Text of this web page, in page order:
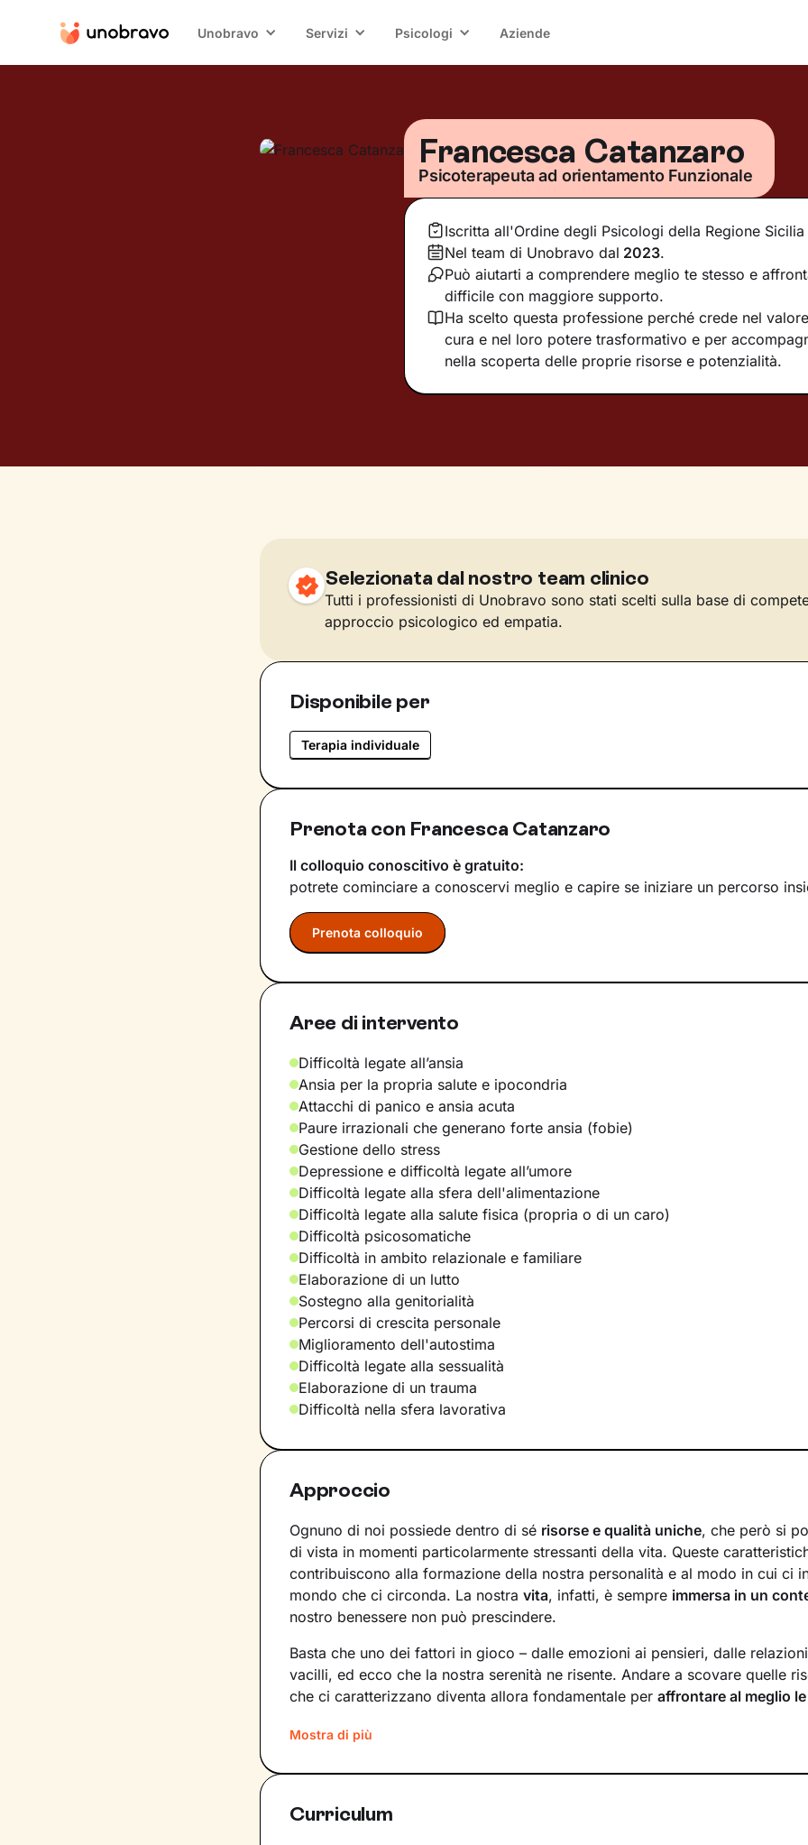
Unobravo Servizi Psicologi Aziende
Francesca Catanzaro
Psicoterapeuta ad orientamento Funzionale
Iscritta all'Ordine degli Psicologi della Regione Sicilia
Nel team di Unobravo dal 2023.
Può aiutarti a comprendere meglio te stesso e
difficile con maggiore supporto.
Ha scelto questa professione perché crede nel
cura e nel loro potere trasformativo e per
nella scoperta delle proprie risorse e potenzialità.
Selezionata dal nostro team clinico
Tutti i professionisti di Unobravo sono stati scelti sulla base di
approccio psicologico ed empatia.
Disponibile per
Terapia individuale
Prenota con Francesca Catanzaro
Il colloquio conoscitivo è gratuito:
potrete cominciare a conoscervi meglio e capire se iniziare un percorso
Prenota colloquio
Aree di intervento
Difficoltà legate all’ansia
Ansia per la propria salute e ipocondria
Attacchi di panico e ansia acuta
Paure irrazionali che generano forte ansia (fobie)
Gestione dello stress
Depressione e difficoltà legate all’umore
Difficoltà legate alla sfera dell'alimentazione
Difficoltà legate alla salute fisica (propria o di un caro)
Difficoltà psicosomatiche
Difficoltà in ambito relazionale e familiare
Elaborazione di un lutto
Sostegno alla genitorialità
Percorsi di crescita personale
Miglioramento dell'autostima
Difficoltà legate alla sessualità
Elaborazione di un trauma
Difficoltà nella sfera lavorativa
Approccio
Ognuno di noi possiede dentro di sé risorse e qualità uniche, che però si
di vista in momenti particolarmente stressanti della vita. Queste
contribuiscono alla formazione della nostra personalità e al modo in cui ci
mondo che ci circonda. La nostra vita, infatti, è sempre immersa in un
nostro benessere non può prescindere.
Basta che uno dei fattori in gioco – dalle emozioni ai pensieri, dalle
vacilli, ed ecco che la nostra serenità ne risente. Andare a scovare quelle
che ci caratterizzano diventa allora fondamentale per affrontare al meglio
storia personale fino ai bisogni e alle emozioni che percepisci in questo
le tue potenzialità
Mostra di più
Curriculum